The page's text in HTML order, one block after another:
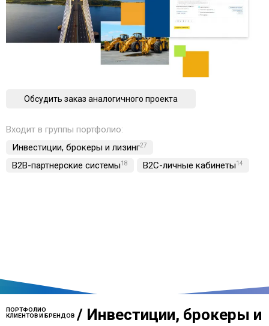
Обсудить заказ аналогичного проекта
Входит в группы портфолио:
Инвестиции, брокеры и лизинг27
B2B-партнерские системы18 B2C-личные кабинеты14
ПОРТФОЛИО
КЛИЕНТОВ И БРЕНДОВ/ Инвестиции, брокеры и